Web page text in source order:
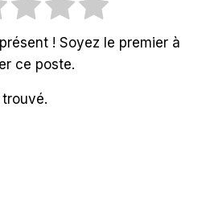
! Soyez le premier à
ce poste.